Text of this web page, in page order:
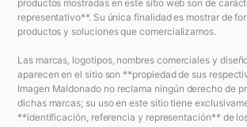
productos mostradas en este sitio web son de
representativo**. Su única finalidad es mostrar de
productos y soluciones que comercializamos.
Las marcas, logotipos, nombres comerciales y
aparecen en el sitio son **propiedad de sus
Imagen Maldonado no reclama ningún derecho de
dichas marcas; su uso en este sitio tiene
**identificación, referencia y representación** de